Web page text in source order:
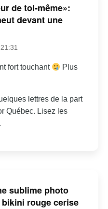
de toi-même»:
devant une
fort touchant
Plus
lettres de la part
Québec. Lisez les
sublime photo
bikini rouge cerise